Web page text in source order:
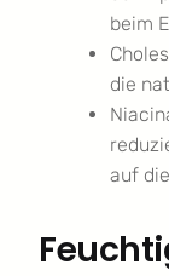
beim
die
auf